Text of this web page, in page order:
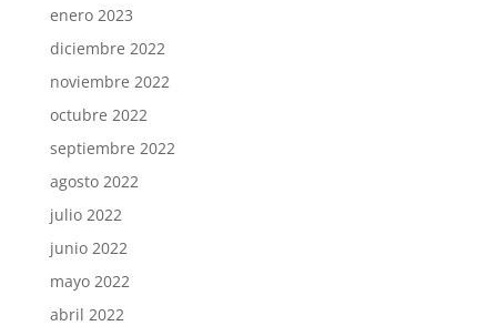
enero 2023
diciembre 2022
noviembre 2022
octubre 2022
septiembre 2022
agosto 2022
julio 2022
junio 2022
mayo 2022
abril 2022